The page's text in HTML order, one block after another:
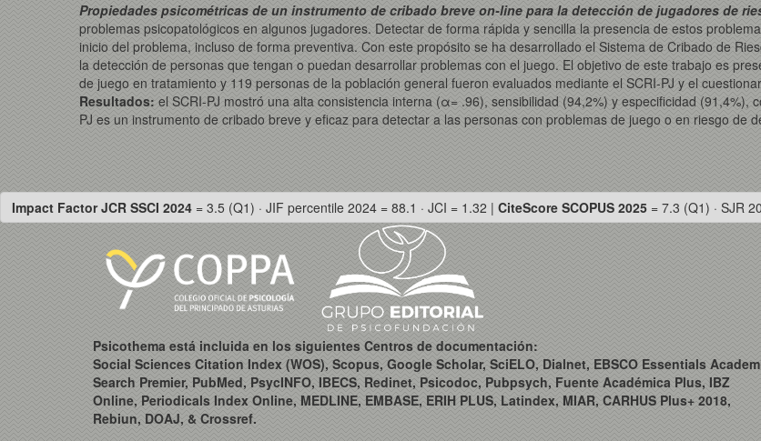
Propiedades psicométricas de un instrumento de cribado breve on-line para la detección de jugadores de
problemas psicopatológicos en algunos jugadores. Detectar de forma rápida y sencilla la presencia de estos
inicio del problema, incluso de forma preventiva. Con este propósito se ha desarrollado el Sistema de Cribado de
la detección de personas que tengan o puedan desarrollar problemas con el juego. El objetivo de este trabajo es
de juego en tratamiento y 119 personas de la población general fueron evaluados mediante el SCRI-PJ y el
Resultados: el SCRI-PJ mostró una alta consistencia interna (α= .96), sensibilidad (94,2%) y especificidad (91,4%),
PJ es un instrumento de cribado breve y eficaz para detectar a las personas con problemas de juego o en riesgo de
Impact Factor JCR SSCI 2024 = 3.5 (Q1) · JIF percentile 2024 = 88.1 · JCI = 1.32 | CiteScore SCOPUS 2025 = 7.3 (Q1) · SJR
Psicothema está incluida en los siguientes Centros de documentación:
Social Sciences Citation Index (WOS), Scopus, Google Scholar, SciELO, Dialnet, EBSCO Essentials
Search Premier, PubMed, PsycINFO, IBECS, Redinet, Psicodoc, Pubpsych, Fuente Académica Plus, IBZ
Online, Periodicals Index Online, MEDLINE, EMBASE, ERIH PLUS, Latindex, MIAR, CARHUS Plus+ 2018,
Rebiun, DOAJ, & Crossref.